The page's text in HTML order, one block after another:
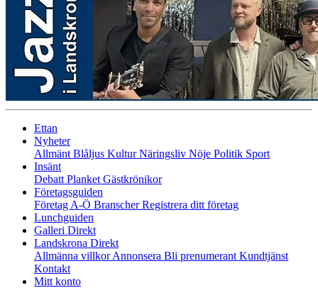
Ettan
Nyheter
Allmänt Blåljus KulturNäringsliv Nöje Politik Sport
Insänt
Debatt Planket Gästkrönikor
Företagsguiden
Företag A-Ö BranscherRegistrera ditt företag
Lunchguiden
Galleri Direkt
Landskrona Direkt
Allmänna villkorAnnonsera Bli prenumerant Kundtjänst
Kontakt
Mitt konto